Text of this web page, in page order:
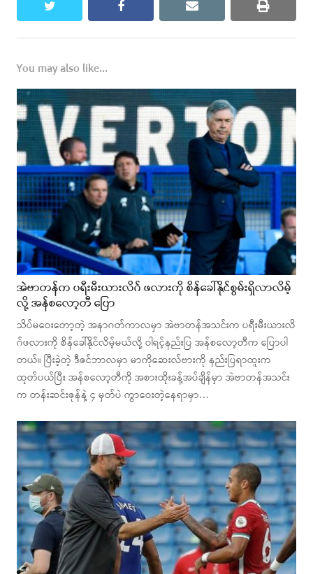
twitter facebook email print
You may also like...
အဲဗာတန်က ပရီးမီးယားလိဂ် ဖလားကို စိန်ခေါ်နိုင်စွမ်းရှိလာလိမ့်
လို့ အန်စလော့တီ ပြော
သိပ်မဝေးတော့တဲ့ အနာဂတ်ကာလမှာ အဲဗာတန်အသင်းက ပရီးမီးယားလိ
ဂ်ဖလားကို စိန်ခေါ်နိုင်လိမ့်မယ်လို့ ဝါရင့်နည်းပြ အန်စလော့တီက ပြောပါ
တယ်။ ပြီးခဲ့တဲ့ ဒီဇင်ဘာလမှာ မာကိုဆေးလ်ဗားကို နည်းပြရာထူးက
ထုတ်ပယ်ပြီး အန်စလော့တီကို အစားထိုးခန့်အပ်ချိန်မှာ အဲဗာတန်အသင်း
က တန်းဆင်းဇုန်နဲ့ ၄ မှတ်ပဲ ကွာဝေးတဲ့နေရာမှာ…